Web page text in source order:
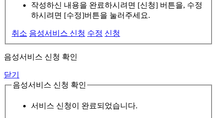
작성하신 내용을 완료하시려면 [신청] 버튼을, 수정
하시려면 [수정]버튼을 눌러주세요.
취소 음성서비스 신청 수정 신청
음성서비스 신청 확인
닫기
음성서비스 신청 확인
서비스 신청이 완료되었습니다.